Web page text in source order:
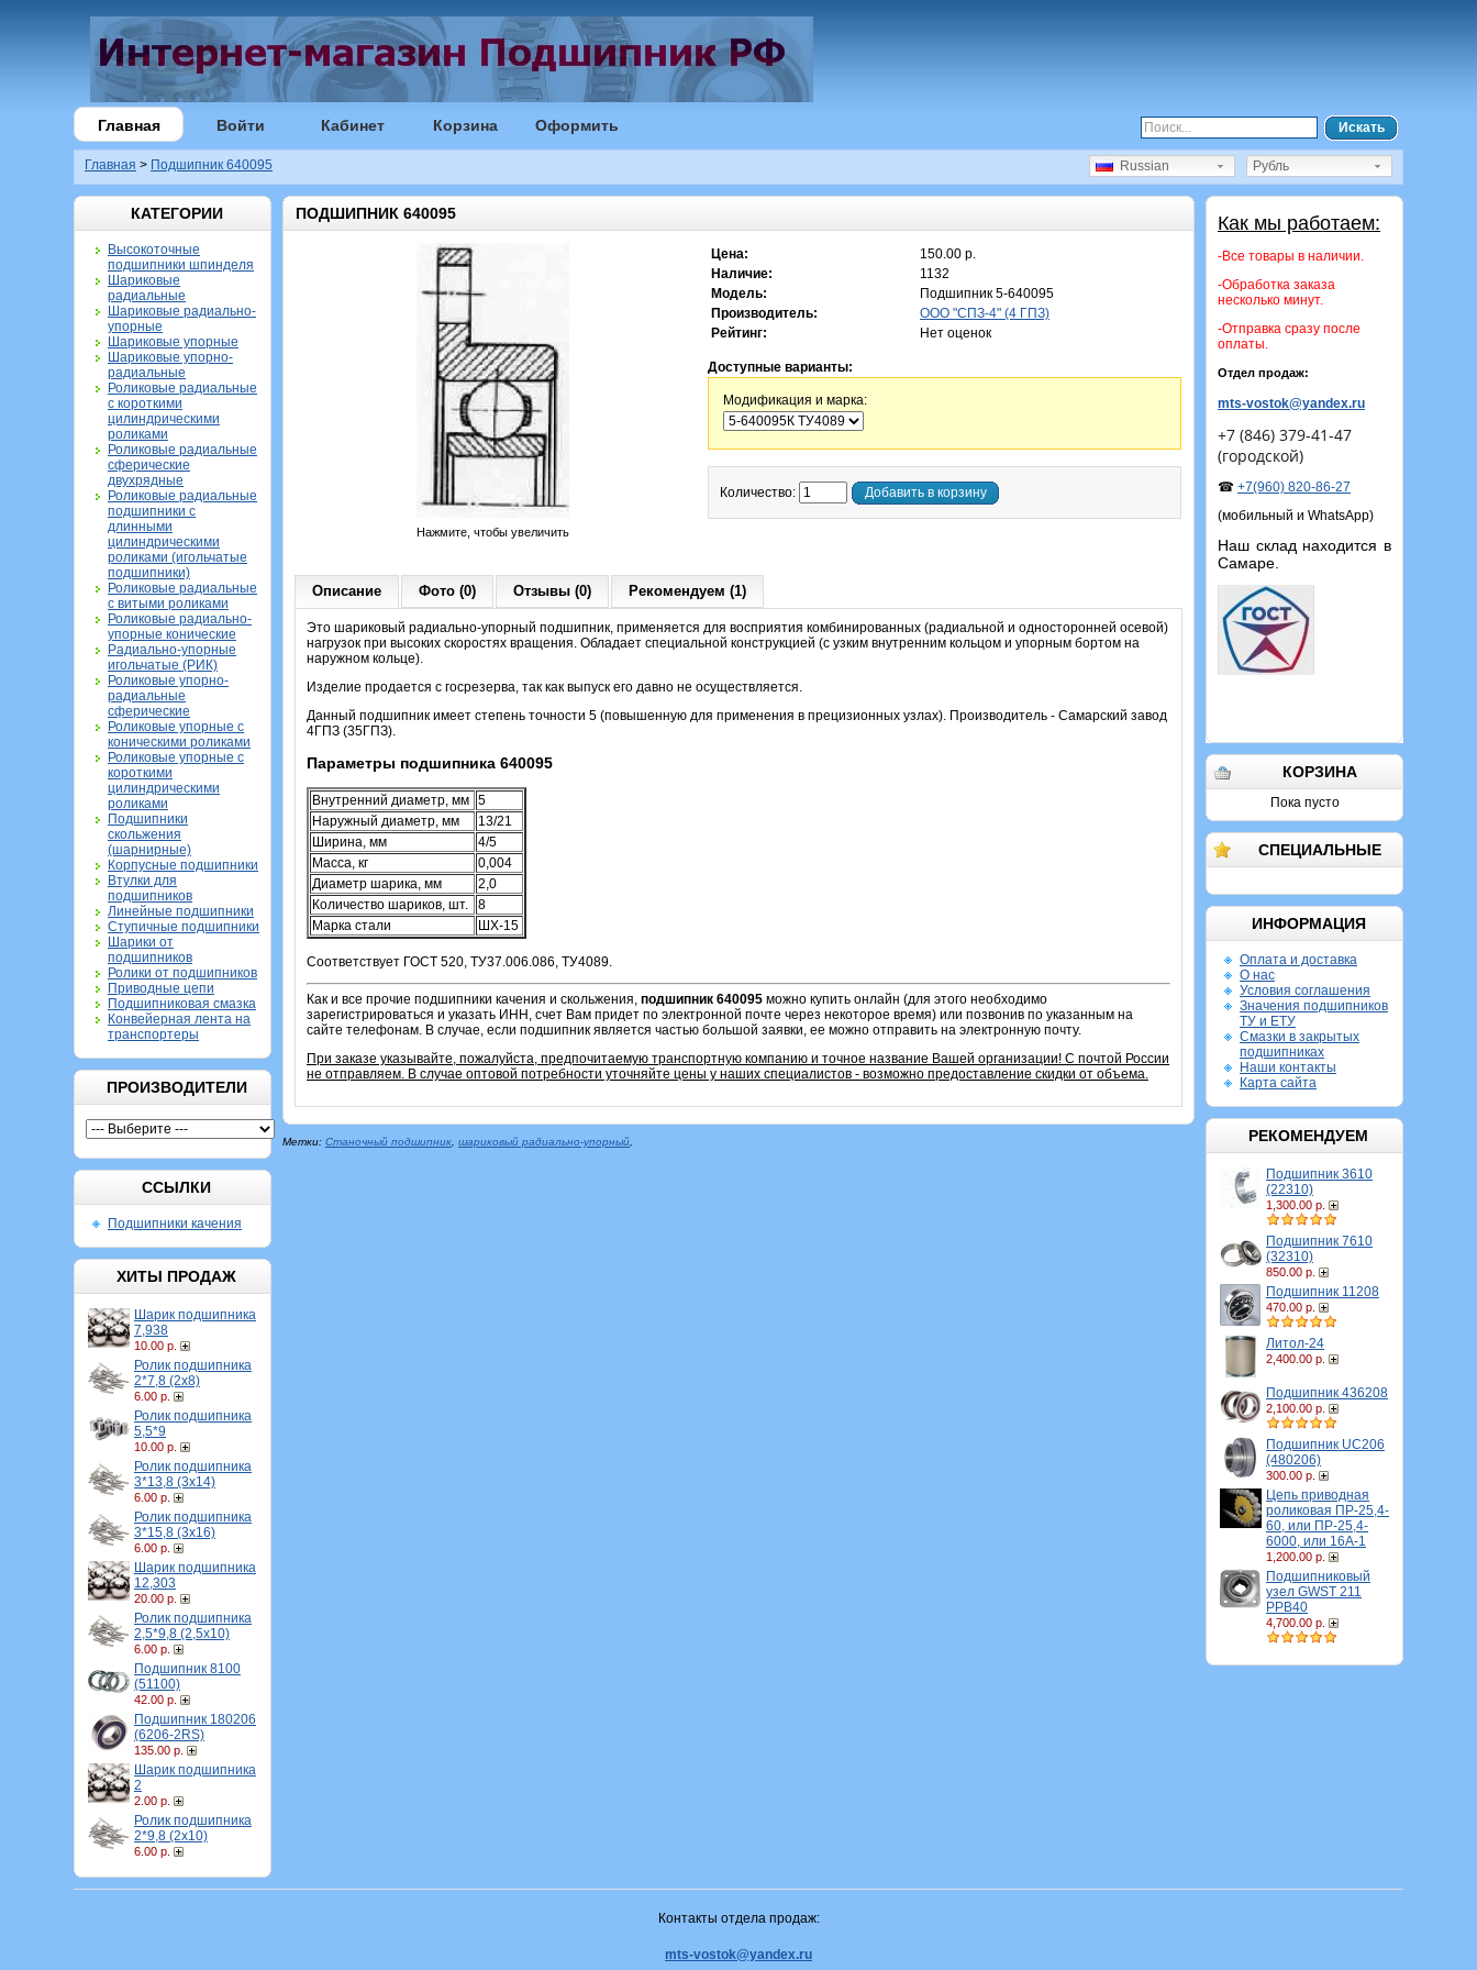
Главная Войти Кабинет Корзина Оформить Искать
Главная > Подшипник 640095 Рубль
Russian
КАТЕГОРИИ
Высокоточные
подшипники шпинделя
Шариковые
радиальные
Шариковые радиально-
упорные
Шариковые упорные
Шариковые упорно-
радиальные
Роликовые радиальные
с короткими
цилиндрическими
роликами
Роликовые радиальные
сферические
двухрядные
Роликовые радиальные
подшипники с
длинными
цилиндрическими
роликами (игольчатые
подшипники)
Роликовые радиальные
с витыми роликами
Роликовые радиально-
упорные конические
Радиально-упорные
игольчатые (РИК)
Роликовые упорно-
радиальные
сферические
Роликовые упорные с
коническими роликами
Роликовые упорные с
короткими
цилиндрическими
роликами
Подшипники
скольжения
(шарнирные)
Корпусные подшипники
Втулки для
подшипников
Линейные подшипники
Ступичные подшипники
Шарики от
подшипников
Ролики от подшипников
Приводные цепи
Подшипниковая смазка
Конвейерная лента на
транспортеры
ПРОИЗВОДИТЕЛИ
ССЫЛКИ
Подшипники качения
ХИТЫ ПРОДАЖ
Шарик подшипника
7,938
10.00 р.
Ролик подшипника
2*7,8 (2х8)
6.00 р.
Ролик подшипника
5,5*9
10.00 р.
Ролик подшипника
3*13,8 (3х14)
6.00 р.
Ролик подшипника
3*15,8 (3х16)
6.00 р.
Шарик подшипника
12,303
20.00 р.
Ролик подшипника
2,5*9,8 (2,5х10)
6.00 р.
Подшипник 8100
(51100)
42.00 р.
Подшипник 180206
(6206-2RS)
135.00 р.
Шарик подшипника
2
2.00 р.
Ролик подшипника
2*9,8 (2х10)
6.00 р.
Как мы работаем:
-Все товары в наличии.
-Обработка заказа
несколько минут.
-Отправка сразу после
оплаты.
Отдел продаж:
mts-vostok@yandex.ru
+7 (846) 379-41-47
(городской)
☎ +7(960) 820-86-27
(мобильный и WhatsApp)
Наш склад находится в
Самаре.
КОРЗИНА
Пока пусто
СПЕЦИАЛЬНЫЕ
ИНФОРМАЦИЯ
Оплата и доставка
О нас
Условия соглашения
Значения подшипников
ТУ и ЕТУ
Смазки в закрытых
подшипниках
Наши контакты
Карта сайта
РЕКОМЕНДУЕМ
Подшипник 3610
(22310)
1,300.00 р.
Подшипник 7610
(32310)
850.00 р.
Подшипник 11208
470.00 р.
Литол-24
2,400.00 р.
Подшипник 436208
2,100.00 р.
Подшипник UC206
(480206)
300.00 р.
Цепь приводная
роликовая ПР-25,4-
60, или ПР-25,4-
6000, или 16A-1
1,200.00 р.
Подшипниковый
узел GWST 211
PPB40
4,700.00 р.
ПОДШИПНИК 640095
Нажмите, чтобы увеличить
Цена:
150.00 р.
Наличие:
1132
Модель:
Подшипник 5-640095
Производитель:
ООО "СПЗ-4" (4 ГПЗ)
Рейтинг:
Нет оценок
Доступные варианты:
Модификация и марка:
Количество: Добавить в корзину
Описание Фото (0) Отзывы (0) Рекомендуем (1)
Это шариковый радиально-упорный подшипник, применяется для восприятия комбинированных (радиальной и односторонней осевой)
нагрузок при высоких скоростях вращения. Обладает специальной конструкцией (c узким внутренним кольцом и упорным бортом на
наружном кольце).
Изделие продается с госрезерва, так как выпуск его давно не осуществляется.
Данный подшипник имеет степень точности 5 (повышенную для применения в прецизионных узлах). Производитель - Самарский завод
4ГПЗ (35ГПЗ).
Параметры подшипника 640095
Внутренний диаметр, мм 5
Наружный диаметр, мм
13/21
Ширина, мм
4/5
Масса, кг
0,004
Диаметр шарика, мм
2,0
Количество шариков, шт.
8
Марка стали
ШХ-15
Соответствует ГОСТ 520, ТУ37.006.086, ТУ4089.
Как и все прочие подшипники качения и скольжения, подшипник 640095 можно купить онлайн (для этого необходимо
зарегистрироваться и указать ИНН, счет Вам придет по электронной почте через некоторое время) или позвонив по указанным на
сайте телефонам. В случае, если подшипник является частью большой заявки, ее можно отправить на электронную почту.
При заказе указывайте, пожалуйста, предпочитаемую транспортную компанию и точное название Вашей организации! С почтой России
не отправляем. В случае оптовой потребности уточняйте цены у наших специалистов - возможно предоставление скидки от объема.
Метки: Станочный подшипник шариковый радиально-упорный
Контакты отдела продаж:
mts-vostok@yandex.ru